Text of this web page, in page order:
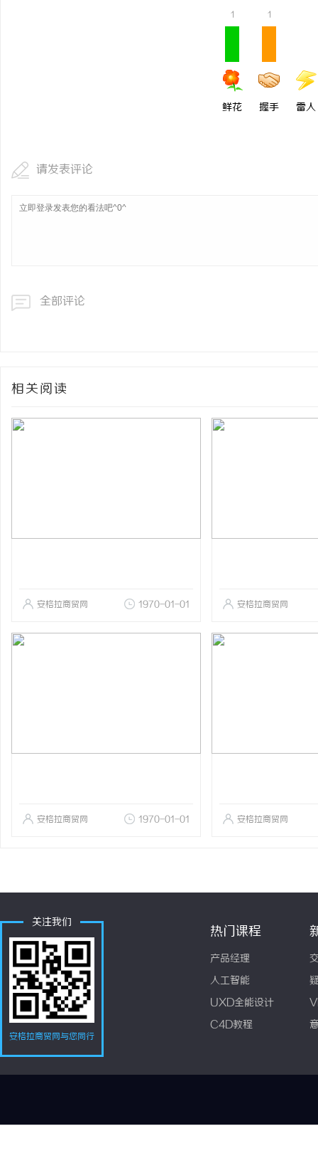
1
鲜花
1
握手 雷人
请发表评论
全部评论
相关阅读
安格拉商贸网 1970-01-01 安格拉商贸网
安格拉商贸网 1970-01-01 安格拉商贸网
关注我们
安格拉商贸网与您同行
热门课程
产品经理
人工智能
UXD全能设计
C4D教程